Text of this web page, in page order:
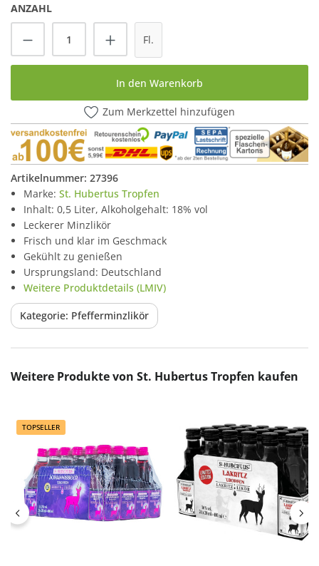
ANZAHL
Produkt Anzahl: Gib den gewünschten
Fl.
In den Warenkorb
Zum Merkzettel hinzufügen
Artikelnummer: 27396
Marke: St. Hubertus Tropfen
Inhalt: 0,5 Liter, Alkoholgehalt: 18% vol
Leckerer Minzlikör
Frisch und klar im Geschmack
Gekühlt zu genießen
Ursprungsland: Deutschland
Weitere Produktdetails (LMIV)
Kategorie: Pfefferminzlikör
Produktgalerie überspringen
Weitere Produkte von St. Hubertus Tropfen kaufen
TOPSELLER